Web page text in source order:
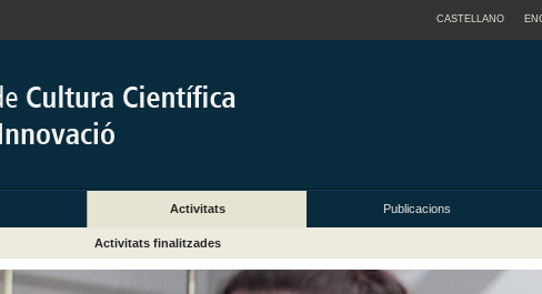
CASTELLANO
Activitats Publicacions
Activitats finalitzades